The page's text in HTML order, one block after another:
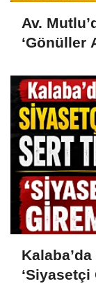
Av.
‘Gönüller
‘Siyasetçi